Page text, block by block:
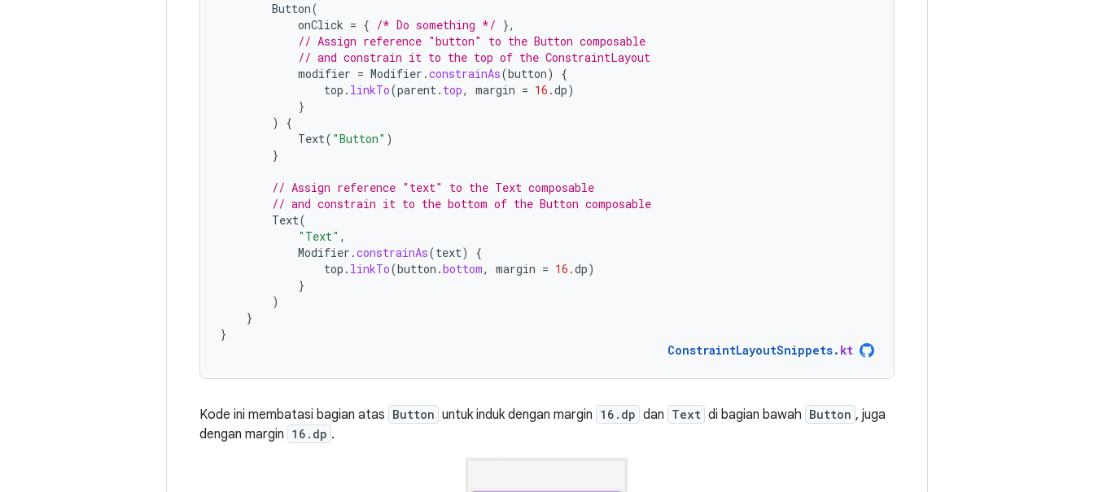
Button(
onClick = { /* Do something */ },
// Assign reference "button" to the Button composable
// and constrain it to the top of the ConstraintLayout
modifier = Modifier .constrainAs(button)
{
top . linkTo(parent. top, margin = 16.dp)
}
)
{
Text( "Button" )
}
// Assign reference "text" to the Text composable
// and constrain it to the bottom of the Button composable
Text(
"Text" ,
Modifier .constrainAs(text)
{
top . linkTo(button .bottom, margin = 16.dp)
}
)
}
}
ConstraintLayoutSnippets. kt
Kode ini membatasi bagian atas Button untuk induk dengan margin 16.dp dan Text di bagian bawah Button , juga
dengan margin 16.dp .